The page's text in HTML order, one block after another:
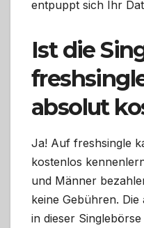
entpuppt sich Ihr
Ist die
absolut
Ja! Auf freshsingle
kostenlos
und Männer
keine Gebühren.
in dieser